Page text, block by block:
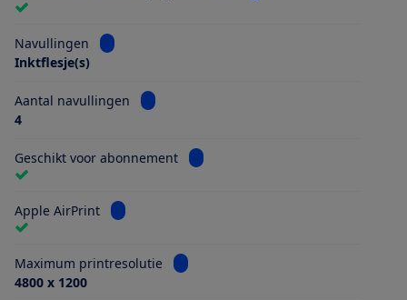
Navullingen
Bekijk informatie voor Navullingen
Inktflesje(s)
Aantal navullingen
Bekijk informatie voor Aantal navullingen
4
Geschikt voor abonnement Bekijk informatie voor Geschikt
Apple AirPrint Bekijk informatie voor Apple AirPrint
Maximum printresolutie
Bekijk informatie voor Maximum
4800 x 1200